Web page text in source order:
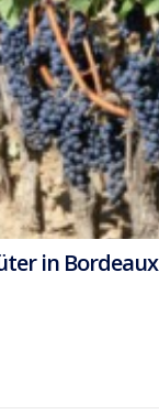
in Bordeaux